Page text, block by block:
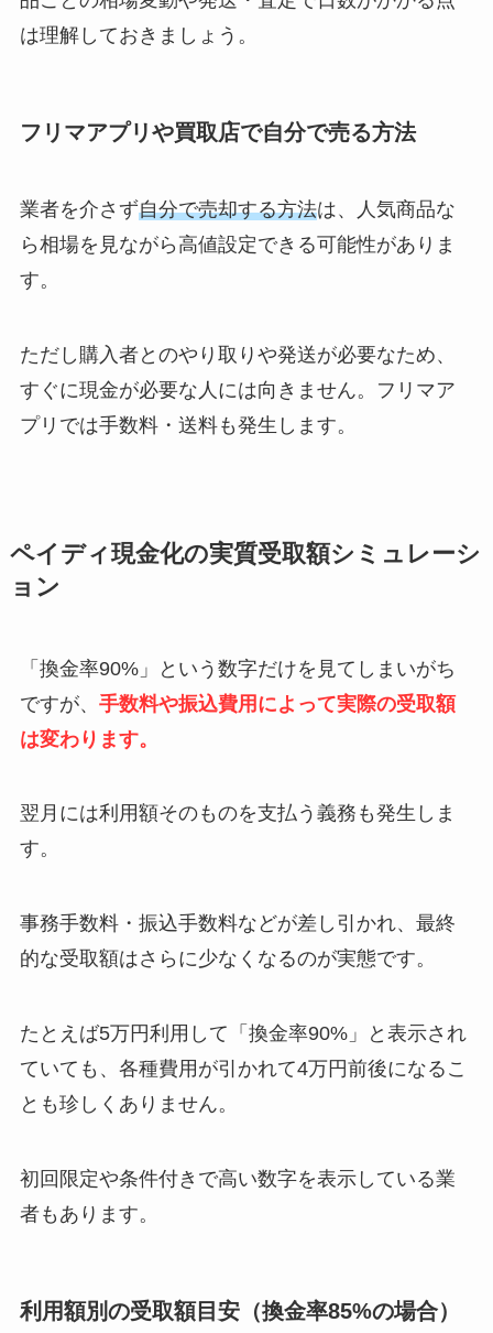
は理解しておきましょう。
フリマアプリや買取店で自分で売る方法
業者を介さず自分で売却する方法は、人気商品な
ら相場を見ながら高値設定できる可能性がありま
す。
ただし購入者とのやり取りや発送が必要なため、
すぐに現金が必要な人には向きません。フリマア
プリでは手数料・送料も発生します。
ペイディ現金化の実質受取額シミュレーシ
ョン
「換金率90%」という数字だけを見てしまいがち
ですが、 手数料や振込費用によって実際の受取額
は変わります。
翌月には利用額そのものを支払う義務も発生しま
す。
事務手数料・振込手数料などが差し引かれ、最終
的な受取額はさらに少なくなるのが実態です。
たとえば5万円利用して「換金率90%」と表示され
ていても、各種費用が引かれて4万円前後になるこ
とも珍しくありません。
初回限定や条件付きで高い数字を表示している業
者もあります。
利用額別の受取額目安（換金率85%の場合）